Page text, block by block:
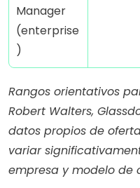
Manager
(enterprise
)
Rangos orientativos
Robert Walters,
datos propios de
variar
empresa y modelo de